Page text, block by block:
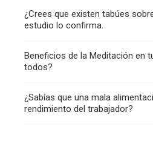
¿Crees que existen tabúes
estudio lo confirma.
Beneficios de la Meditación en
todos?
¿Sabías que una mala
rendimiento del trabajador?